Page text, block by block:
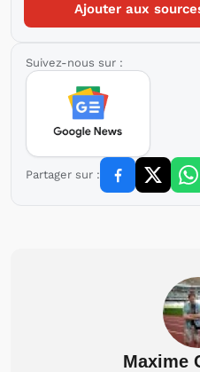
Ajouter aux
Suivez-nous sur :
Partager sur :
Maxime